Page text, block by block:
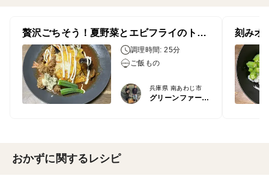
贅沢ごちそう！夏野菜とエビフライのトマトソースオムライス
調理時間: 25分
ご飯もの
兵庫県 南あわじ市
グリーンファーム居内
刻みオ
おかずに関するレシピ